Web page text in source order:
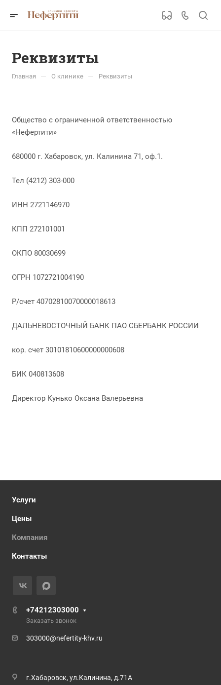
Реквизиты
Главная — О клинике — Реквизиты
Общество с ограниченной ответственностью
«Нефертити»
680000 г. Хабаровск, ул. Калинина 71, оф.1.
Тел (4212) 303-000
ИНН 2721146970
КПП 272101001
ОКПО 80030699
ОГРН 1072721004190
Р/счет 40702810070000018613
ДАЛЬНЕВОСТОЧНЫЙ БАНК ПАО СБЕРБАНК РОССИИ
кор. счет 30101810600000000608
БИК 040813608
Директор Кунько Оксана Валерьевна
Услуги
Цены
Компания
Контакты
+74212303000
Заказать звонок
303000@nefertity-khv.ru
г.Хабаровск, ул.Калинина, д.71А